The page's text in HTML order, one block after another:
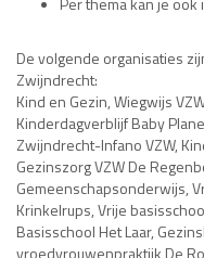
De volgende organisaties
Zwijndrecht:
Kind en Gezin, Wiegwijs
Kinderdagverblijf Baby
Zwijndrecht-Infano VZW,
Gezinszorg VZW De
Gemeenschapsonderwijs,
Krinkelrups, Vrije
Basisschool Het Laar,
vroedvrouwenpraktijk De